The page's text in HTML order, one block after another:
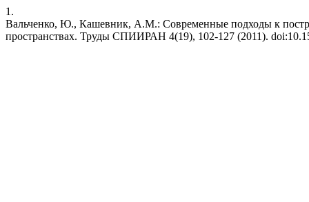
1.
Вальченко, Ю., Кашевник, А.М.: Современные подходы к
пространствах. Труды СПИИРАН 4(19), 102-127 (2011).